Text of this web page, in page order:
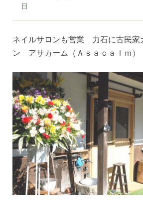
日
ネイルサロンも営業 力石に古民家
ン アサカーム（Ａｓａｃａｌｍ）